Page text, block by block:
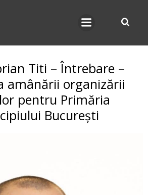
Titi – Întrebare –
amânării organizării
pentru Primăria
București